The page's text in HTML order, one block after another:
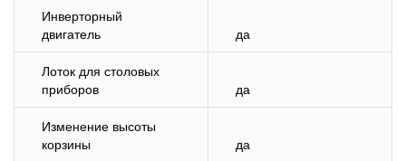
Инверторный
двигатель
да
Лоток для столовых
приборов
да
Изменение высоты
корзины
да